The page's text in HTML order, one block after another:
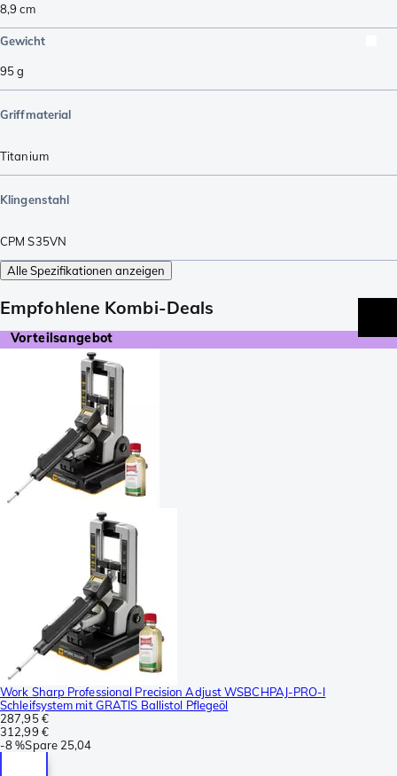
8,9 cm
Gewicht
95g
Griffmaterial
Titanium
Klingenstahl
CPM S35VN
Alle Spezifikationen anzeigen
Empfohlene Kombi-Deals
Vorteilsangebot
Work Sharp Professional Precision Adjust WSBCHPAJ-PRO-I
Schleifsystem mit GRATIS Ballistol Pflegeöl
287,95 €
312,99 €
-8 %Spare 25,04